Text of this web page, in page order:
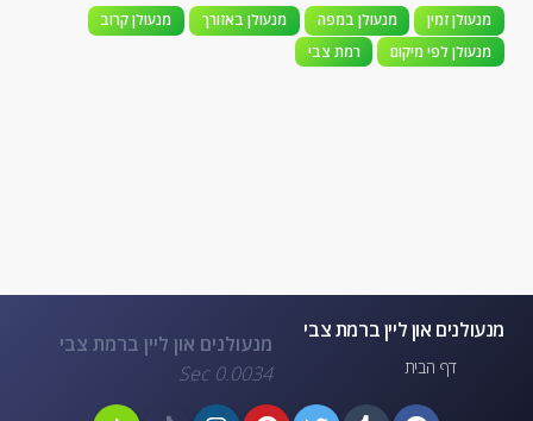
מנעולן זמין מנעולן במפה מנעולן באזורך
מנעולן קרוב
מנעולן לפי מיקום
רמת צבי
מנעולנים און ליין ברמת צבי
דף הבית
מנעולנים און ליין ברמת צבי
0.0034 Sec